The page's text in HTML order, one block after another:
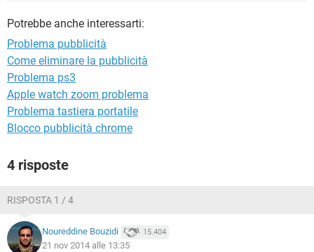
HARDWARE
Potrebbe anche interessarti:
Problema pubblicità
Come eliminare la pubblicità
Problema ps3
Apple watch zoom problema
Problema tastiera portatile
Blocco pubblicità chrome
4 risposte
RISPOSTA 1 / 4
Noureddine Bouzidi 15.404
21 nov 2014 alle 13:35